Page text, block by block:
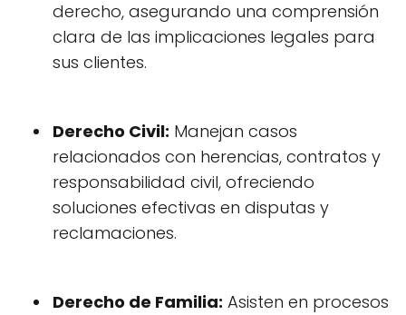
derecho, asegurando una comprensión
clara de las implicaciones legales para
sus clientes.
Derecho Civil: Manejan casos
relacionados con herencias, contratos y
responsabilidad civil, ofreciendo
soluciones efectivas en disputas y
reclamaciones.
Derecho de Familia: Asisten en procesos